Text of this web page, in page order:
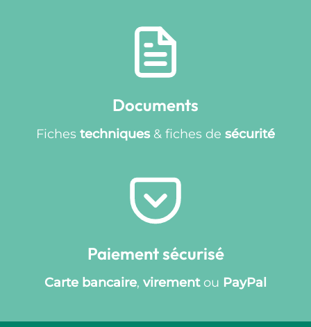
Documents
Fiches techniques& fiches de sécurité
Paiement sécurisé
Carte bancaire, virementou PayPal